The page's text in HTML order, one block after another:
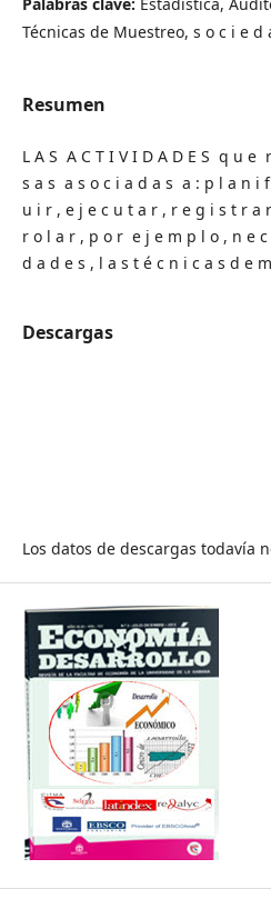
Técnicas de Muestreo, s o c i e d
Resumen
L A S A C T I V I D A D E S q u
s a s a s o c i a d a s a : p l a n i
u i r , e j e c u t a r , r e g i s t r
r o l a r , p o r e j e m p l o , n e
d a d e s , l a s t é c n i c a s d e
Descargas
Los datos de descargas todavía